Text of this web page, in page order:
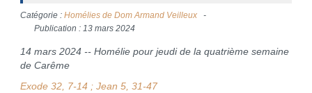
Catégorie : Homélies de Dom Armand Veilleux
Publication : 13 mars 2024
14 mars 2024 -- Homélie pour jeudi de la quatrième semaine
de Carême
Exode 32, 7-14 ; Jean 5, 31-47